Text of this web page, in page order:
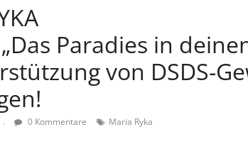
Paradies in
von DSDS-
. 0 Kommentare Maria Ryka